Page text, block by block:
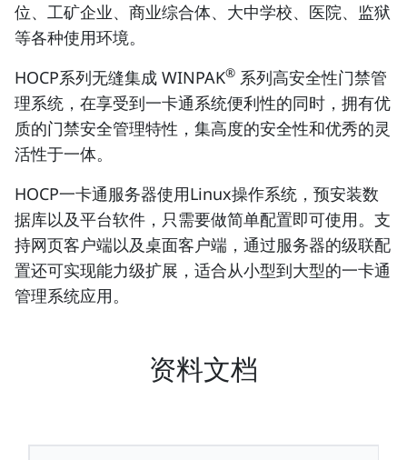
位、工矿企业、商业综合体、大中学校、医院、监狱
等各种使用环境。
HOCP系列无缝集成 WIN­PAK® 系列高安全性门禁管
理系统，在享受到一卡通系统便利性的同时，拥有优
质的门禁安全管理特性，集高度的安全性和优秀的灵
活性于一体。
HOCP一卡通服务器使用Linux操作系统，预安装数
据库以及平台软件，只需要做简单配置即可使用。支
持网页客户端以及桌面客户端，通过服务器的级联配
置还可实现能力级扩展，适合从小型到大型的一卡通
管理系统应用。
资料文档